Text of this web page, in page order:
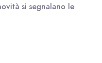
si segnalano le